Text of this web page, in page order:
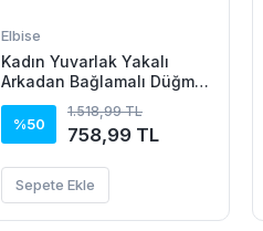
Elbise
Kadın Yuvarlak Yakalı
Arkadan Bağlamalı Düğme
Detaylı Asimetrik Kesim
Detaylı Kısa Viskon Elbise
%50
1.518,99 TL
758,99 TL
Sepete Ekle